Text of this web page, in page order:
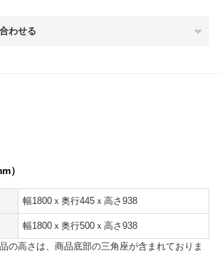
わせる
）
幅1800ｘ奥行445ｘ高さ938
幅1800ｘ奥行500ｘ高さ938
の高さは、商品底部の三角座が含まれておりま